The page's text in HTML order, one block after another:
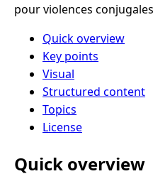
pour violences
Quick overview
Key points
Visual
Structured content
Topics
License
Quick overview